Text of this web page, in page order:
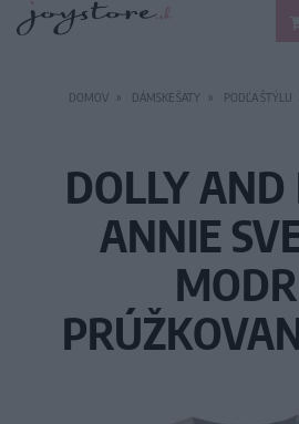
DOMOV DÁMSKE ŠATY PODĽA ŠTÝLU
DOLLY
ANNIE